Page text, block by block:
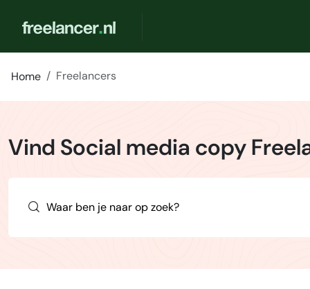
Home Freelancers
Vind Social media copy